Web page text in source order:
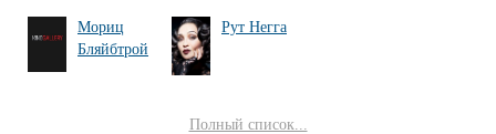
Мориц
Бляйбтрой
Рут Негга
Полный список...